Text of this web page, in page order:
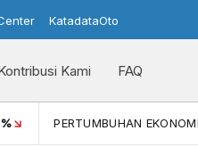
KatadataOto
Kami FAQ
PERTUMBUHAN EKONOMI5,11%